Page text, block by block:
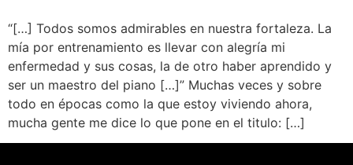
“[…] Todos somos admirables en nuestra fortaleza. La
mía por entrenamiento es llevar con alegría mi
enfermedad y sus cosas, la de otro haber aprendido y
ser un maestro del piano […]” Muchas veces y sobre
todo en épocas como la que estoy viviendo ahora,
mucha gente me dice lo que pone en el titulo: […]